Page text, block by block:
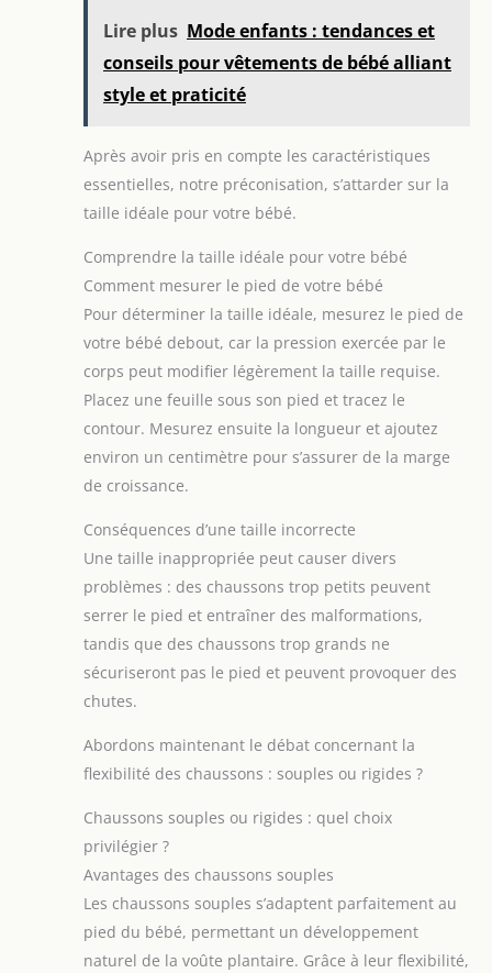
Lire plus Mode enfants : tendances et
conseils pour vêtements de bébé alliant
style et praticité
Après avoir pris en compte les caractéristiques
essentielles, notre préconisation, s’attarder sur la
taille idéale pour votre bébé.
Comprendre la taille idéale pour votre bébé
Comment mesurer le pied de votre bébé
Pour déterminer la taille idéale, mesurez le pied de
votre bébé debout, car la pression exercée par le
corps peut modifier légèrement la taille requise.
Placez une feuille sous son pied et tracez le
contour. Mesurez ensuite la longueur et ajoutez
environ un centimètre pour s’assurer de la marge
de croissance.
Conséquences d’une taille incorrecte
Une taille inappropriée peut causer divers
problèmes : des chaussons trop petits peuvent
serrer le pied et entraîner des malformations,
tandis que des chaussons trop grands ne
sécuriseront pas le pied et peuvent provoquer des
chutes.
Abordons maintenant le débat concernant la
flexibilité des chaussons : souples ou rigides ?
Chaussons souples ou rigides : quel choix
privilégier ?
Avantages des chaussons souples
Les chaussons souples s’adaptent parfaitement au
pied du bébé, permettant un développement
naturel de la voûte plantaire. Grâce à leur flexibilité,